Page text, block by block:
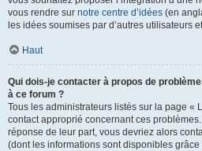
vous rendre sur notre centre d’idées (en
les idées soumises par d’autres utilisateurs
Haut
Qui dois-je contacter à propos de
à ce forum ?
Tous les administrateurs listés sur la page «
contact approprié concernant ces
réponse de leur part, vous devriez alors
(dont les informations sont disponibles grâce